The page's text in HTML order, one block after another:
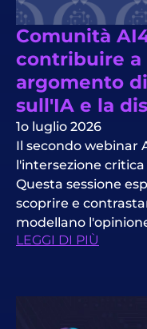
Comunità
contribuire a
argomento
sull'IA e la
1o luglio 2026
Il secondo webinar
l'intersezione
Questa sessione
scoprire e
modellano
LEGGI DI PIÙ